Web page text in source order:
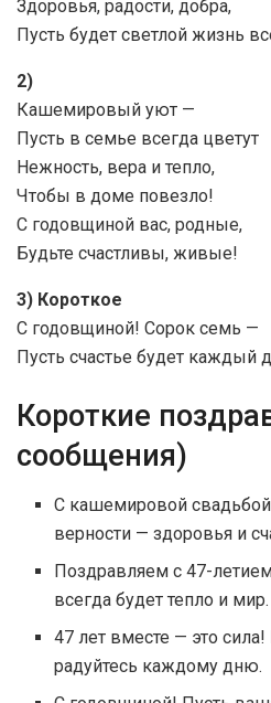
Здоровья, радости, добра,
Пусть будет светлой жизнь
2)
Кашемировый уют —
Пусть в семье всегда цветут
Нежность, вера и тепло,
Чтобы в доме повезло!
С годовщиной вас, родные,
Будьте счастливы, живые!
3) Короткое
С годовщиной! Сорок семь —
Пусть счастье будет каждый
Короткие
сообщения)
С кашемировой
верности — здоровья и
Поздравляем с 47-
всегда будет тепло и мир.
47 лет вместе — это сила!
радуйтесь каждому дню.